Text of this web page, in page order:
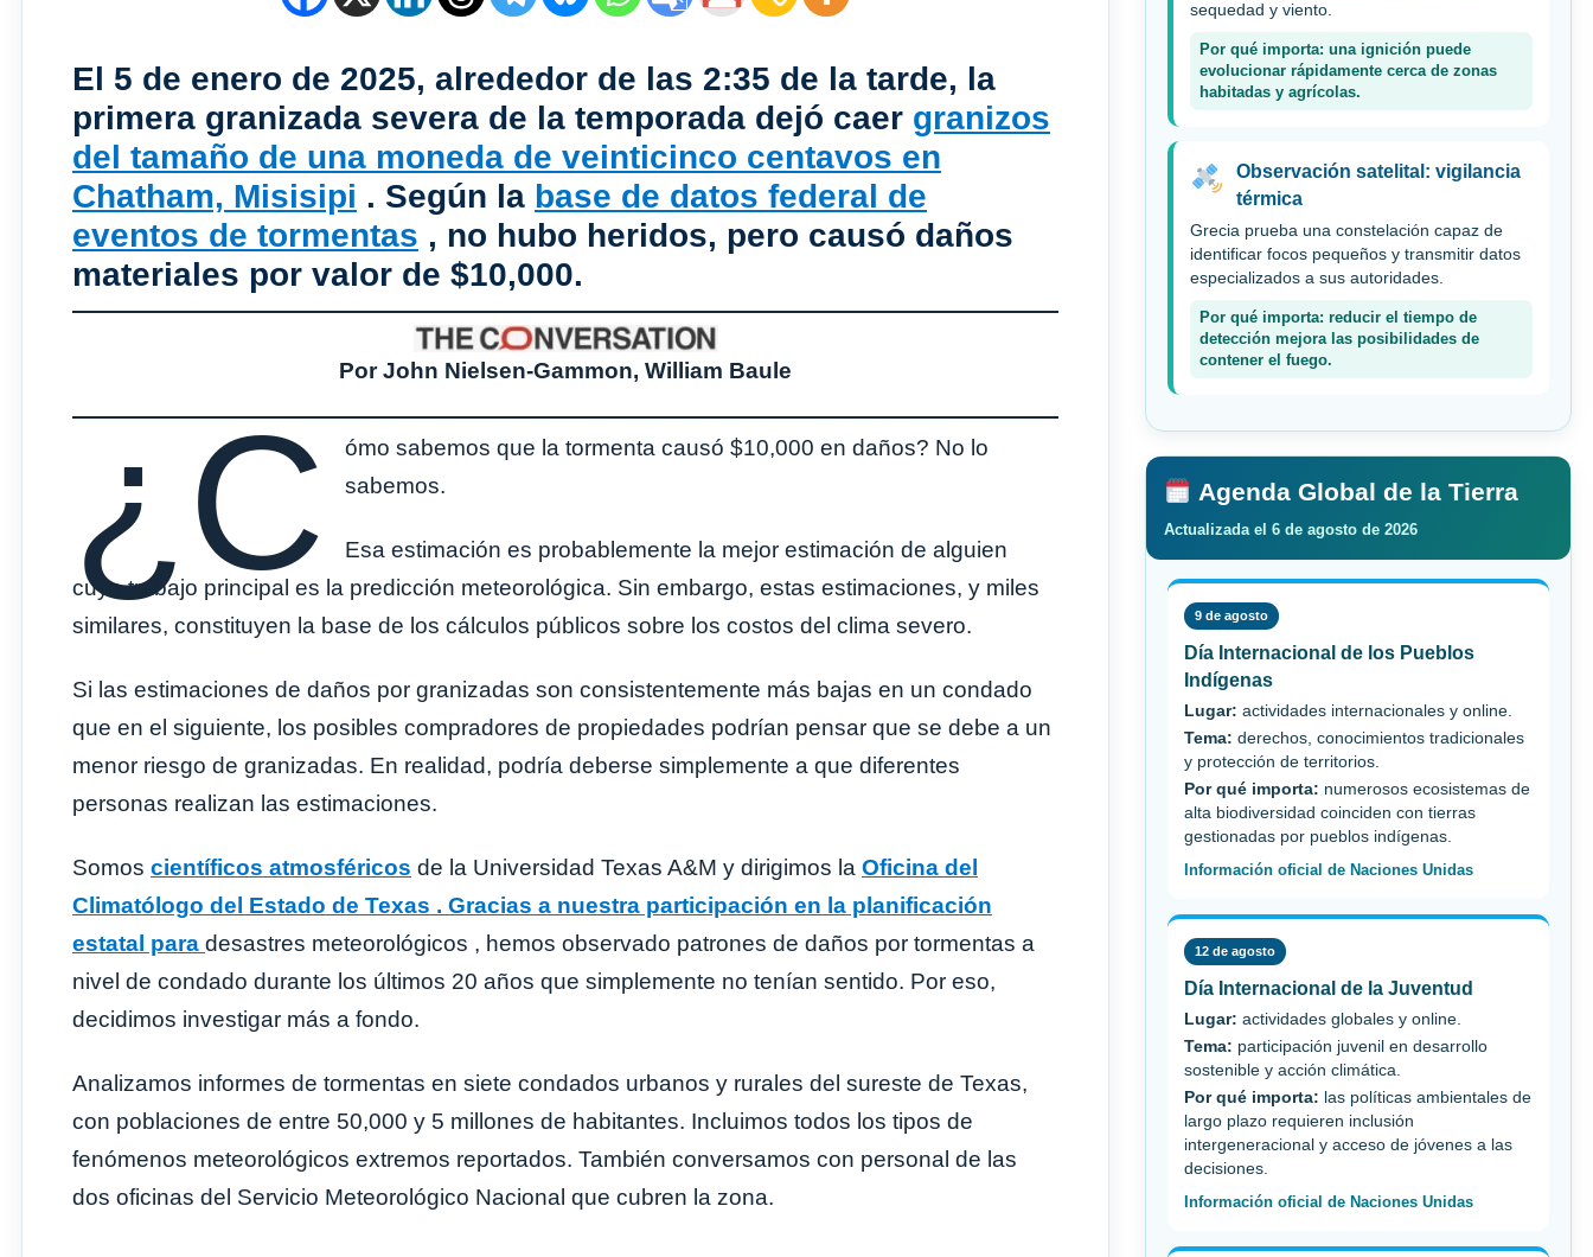
El 5 de enero de 2025, alrededor de las 2:35 de la tarde, la
primera granizada severa de la temporada dejó caer granizos
del tamaño de una moneda de veinticinco centavos en
Chatham, Misisipi . Según la base de datos federal de
eventos de tormentas , no hubo heridos, pero causó daños
materiales por valor de $10,000.
Por John Nielsen-Gammon, William Baule
¿C
ómo sabemos que la tormenta causó $10,000 en daños? No lo
sabemos.
Esa estimación es probablemente la mejor estimación de alguien
cuyo trabajo principal es la predicción meteorológica. Sin embargo, estas estimaciones, y miles
similares, constituyen la base de los cálculos públicos sobre los costos del clima severo.
Si las estimaciones de daños por granizadas son consistentemente más bajas en un condado
que en el siguiente, los posibles compradores de propiedades podrían pensar que se debe a un
menor riesgo de granizadas. En realidad, podría deberse simplemente a que diferentes
personas realizan las estimaciones.
Somos científicos atmosféricos de la Universidad Texas A&M y dirigimos la Oficina del
Climatólogo del Estado de Texas . Gracias a nuestra participación en la planificación
estatal para desastres meteorológicos , hemos observado patrones de daños por tormentas a
nivel de condado durante los últimos 20 años que simplemente no tenían sentido. Por eso,
decidimos investigar más a fondo.
Analizamos informes de tormentas en siete condados urbanos y rurales del sureste de Texas,
con poblaciones de entre 50,000 y 5 millones de habitantes. Incluimos todos los tipos de
fenómenos meteorológicos extremos reportados. También conversamos con personal de las
dos oficinas del Servicio Meteorológico Nacional que cubren la zona.
sequedad y viento.
Por qué importa: una ignición puede
evolucionar rápidamente cerca de zonas
habitadas y agrícolas.
Observación satelital: vigilancia
térmica
Grecia prueba una constelación capaz de
identificar focos pequeños y transmitir datos
especializados a sus autoridades.
Por qué importa: reducir el tiempo de
detección mejora las posibilidades de
contener el fuego.
Agenda Global de la Tierra
Actualizada el 6 de agosto de 2026
9 de agosto
Día Internacional de los Pueblos
Indígenas
Lugar: actividades internacionales y online.
Tema: derechos, conocimientos tradicionales
y protección de territorios.
Por qué importa: numerosos ecosistemas de
alta biodiversidad coinciden con tierras
gestionadas por pueblos indígenas.
Información oficial de Naciones Unidas
12 de agosto
Día Internacional de la Juventud
Lugar: actividades globales y online.
Tema: participación juvenil en desarrollo
sostenible y acción climática.
Por qué importa: las políticas ambientales de
largo plazo requieren inclusión
intergeneracional y acceso de jóvenes a las
decisiones.
Información oficial de Naciones Unidas